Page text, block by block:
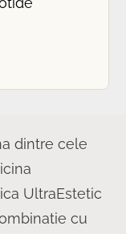
dintre cele
UltraEstetic
cu